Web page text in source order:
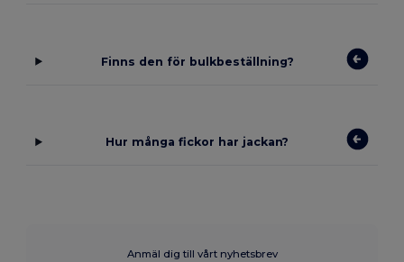
Finns den för bulkbeställning?
Hur många fickor har jackan?
Anmäl dig till vårt nyhetsbrev